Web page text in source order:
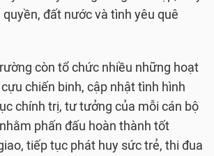
đất nước và tình yêu quê
còn tổ chức nhiều những hoạt
chiến binh, cập nhật tình hình
chính trị, tư tưởng của mỗi cán bộ
phấn đấu hoàn thành tốt
tiếp tục phát huy sức trẻ, thi đua